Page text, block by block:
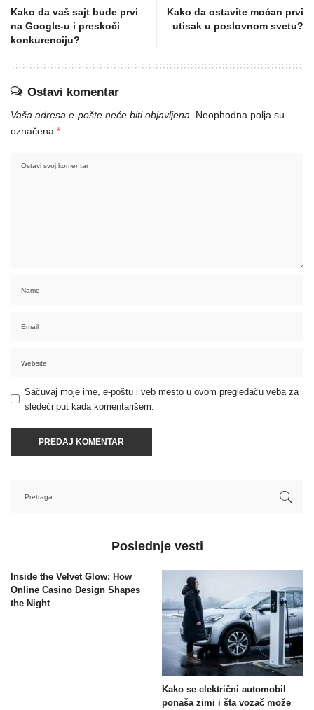
Kako da vaš sajt bude prvi
na Google-u i preskoči
konkurenciju?
Kako da ostavite moćan prvi
utisak u poslovnom svetu?
Ostavi komentar
Vaša adresa e-pošte neće biti objavljena.
Neophodna polja su
označena *
Sačuvaj moje ime, e-poštu i veb mesto u ovom pregledaču veba za
sledeći put kada komentarišem.
Poslednje vesti
Inside the Velvet Glow: How
Online Casino Design Shapes
the Night
Kako se električni automobil
ponaša zimi i šta vozač može